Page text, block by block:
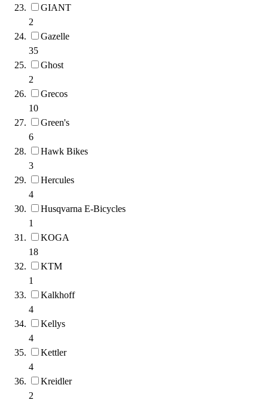
GIANT
2
Gazelle
35
Ghost
2
Grecos
10
Green's
6
Hawk Bikes
3
Hercules
4
Husqvarna E-Bicycles
1
KOGA
18
KTM
1
Kalkhoff
4
Kellys
4
Kettler
4
Kreidler
2